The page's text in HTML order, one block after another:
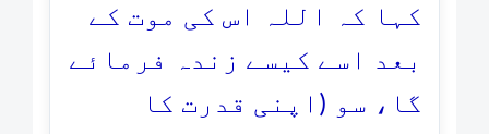
کہا کہ اللہ اس کی موت کے
بعد اسے کیسے زندہ فرمائے
گا، سو (اپنی قدرت کا